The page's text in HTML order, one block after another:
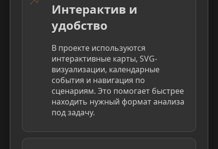
Интерактив и
удобство
В проекте используются
интерактивные карты, SVG-
визуализации, календарные
события и навигация по
сценариям. Это помогает быстрее
находить нужный формат анализа
под задачу.